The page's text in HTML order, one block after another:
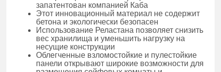
запатентован компанией Каба
Этот инновационный материал не содержит
бетона и экологически безопасен
Использование Реластана позволяет снизить
вес хранилища и уменьшить нагрузку на
несущие конструкции
Облегченные взломостойкие и пулестойкие
панели открывают широкие возможности для